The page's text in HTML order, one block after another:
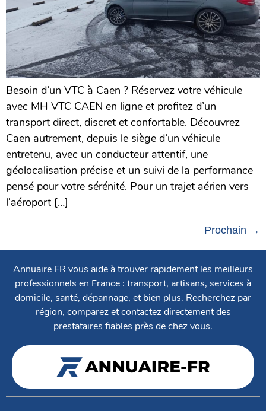
Besoin d’un VTC à Caen ? Réservez votre véhicule
avec MH VTC CAEN en ligne et profitez d’un
transport direct, discret et confortable. Découvrez
Caen autrement, depuis le siège d’un véhicule
entretenu, avec un conducteur attentif, une
géolocalisation précise et un suivi de la performance
pensé pour votre sérénité. Pour un trajet aérien vers
l’aéroport […]
Prochain →
Annuaire FR vous aide à trouver rapidement les meilleurs
professionnels en France : transport, artisans, services à
domicile, santé, dépannage, et bien plus. Recherchez par
région, comparez et contactez directement des
prestataires fiables près de chez vous.